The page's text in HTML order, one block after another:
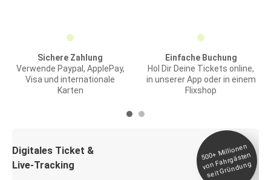
Sichere Zahlung
Verwende Paypal, ApplePay,
Visa und internationale
Karten
Einfache Buchung
Hol Dir Deine Tickets online,
in unserer App oder in einem
Flixshop
Digitales Ticket &
Live-Tracking
500+
Millionen
von Fahrgästen
seit
Gründung